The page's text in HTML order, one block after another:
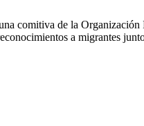
comitiva de la
a migrantes